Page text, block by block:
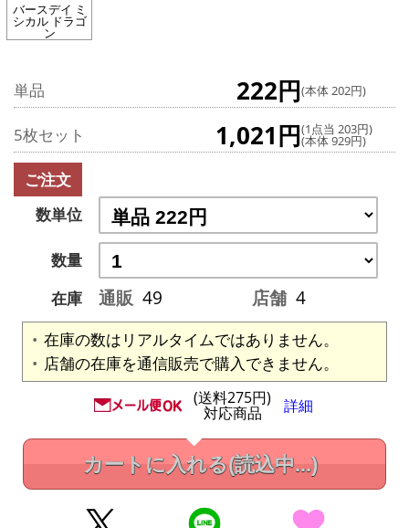
バースデイ ミ
シカル ドラゴ
ン
単品 222円(本体 202円)
5枚セット 1,021円(1点当 203円)
(本体 929円)
ご注文
数単位
数量
在庫
通販 49 店舗 4
在庫の数はリアルタイムではありません。
店舗の在庫を通信販売で購入できません。
(送料275円)
対応商品 詳細
カートに入れる(読込中...)